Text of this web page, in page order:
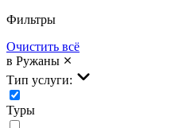
Фильтры
Очистить всё
в Ружаны
Тип услуги:
Туры